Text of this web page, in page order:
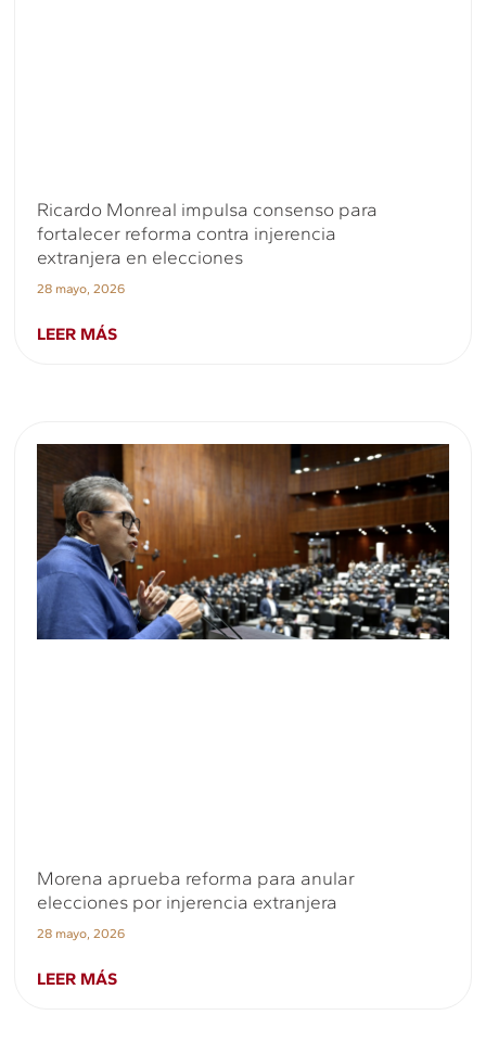
Ricardo Monreal impulsa consenso para
fortalecer reforma contra injerencia
extranjera en elecciones
28 mayo, 2026
LEER MÁS
Morena aprueba reforma para anular
elecciones por injerencia extranjera
28 mayo, 2026
LEER MÁS